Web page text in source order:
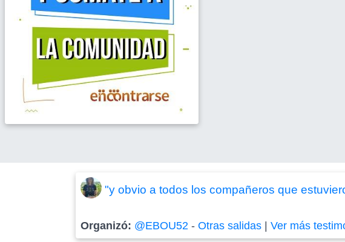
"y obvio a todos los compañeros que
Organizó: @EBOU52 -Otras salidas |Ver más